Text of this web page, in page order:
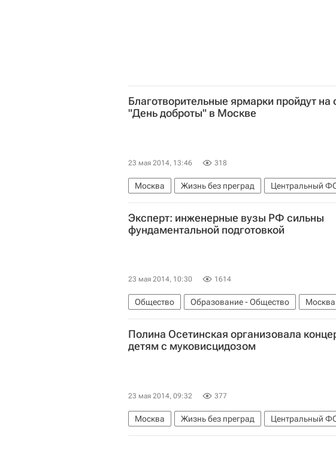
Благотворительные ярмарки пройдут на
"День доброты" в Москве
23 мая 2014, 13:46 318
Москва Жизнь без преград Центральный
Волонтеры в помощь детям-сиротам (фонд)
Эксперт: инженерные вузы РФ сильны
фундаментальной подготовкой
23 мая 2014, 10:30 1614
Общество Образование - Общество Москва
Европа
Центральный ФО Весь мир
Полина Осетинская организовала
детям с муковисцидозом
23 мая 2014, 09:32 377
Москва Жизнь без преград Центральный
Клод Дебюсси
Антон Батагов Кислород